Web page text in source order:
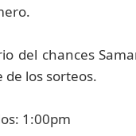
del chances
los sorteos.
1:00pm